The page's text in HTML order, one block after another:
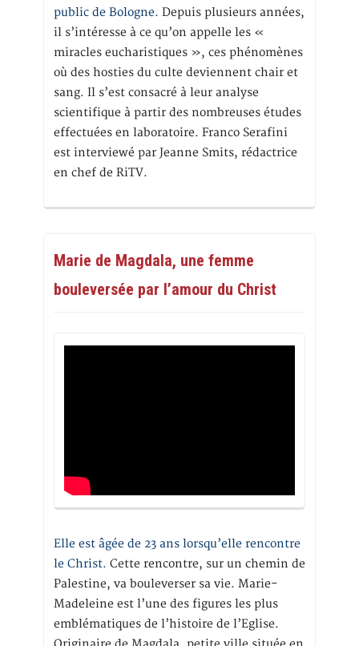
public de Bologne. Depuis plusieurs années,
il s’intéresse à ce qu’on appelle les «
miracles eucharistiques », ces phénomènes
où des hosties du culte deviennent chair et
sang. Il s’est consacré à leur analyse
scientifique à partir des nombreuses études
effectuées en laboratoire. Franco Serafini
est interviewé par Jeanne Smits, rédactrice
en chef de RiTV.
Marie de Magdala, une femme
bouleversée par l’amour du Christ
Elle est âgée de 23 ans lorsqu’elle rencontre
le Christ. Cette rencontre, sur un chemin de
Palestine, va bouleverser sa vie. Marie-
Madeleine est l’une des figures les plus
emblématiques de l’histoire de l’Eglise.